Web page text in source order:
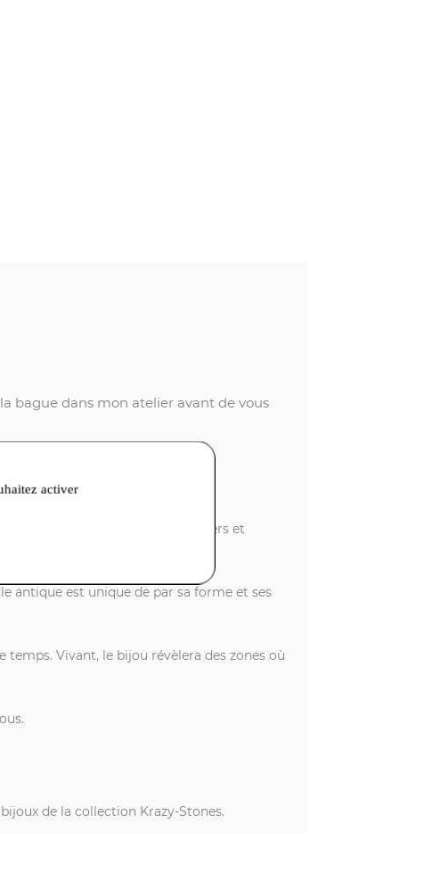
bague dans mon atelier avant de vous
bracelets, colliers, bruts, singuliers et
antique est unique de par sa forme et ses
Vivant, le bijou révèlera des zones où
de la collection Krazy-Stones.
activer